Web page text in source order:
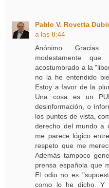
Pablo V. Rovetta
a las 8:44
Anónimo.
modestamente
acostumbrado a la
no la he entendido
Estoy a favor de la
Una cosa es un
desinformación, o
los puntos de vista,
derecho del mundo a
me parece lógico
respeto que me
Además tampoco
prensa española que
El odio no es
como lo he dicho. Y